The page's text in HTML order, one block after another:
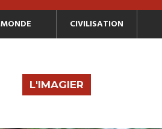
MONDE CIVILISATION
L'IMAGIER